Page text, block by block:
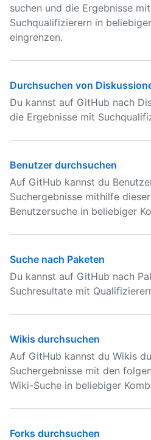
suchen und die Ergebnisse
Suchqualifizierern in
eingrenzen.
Durchsuchen von
Du kannst auf GitHub nach
die Ergebnisse mit
Benutzer durchsuchen
Auf GitHub kannst du
Suchergebnisse mithilfe
Benutzersuche in beliebiger
Suche nach Paketen
Du kannst auf GitHub nach
Suchresultate mit
Wikis durchsuchen
Auf GitHub kannst du Wikis
Suchergebnisse mit den
Wiki-Suche in beliebiger
Forks durchsuchen